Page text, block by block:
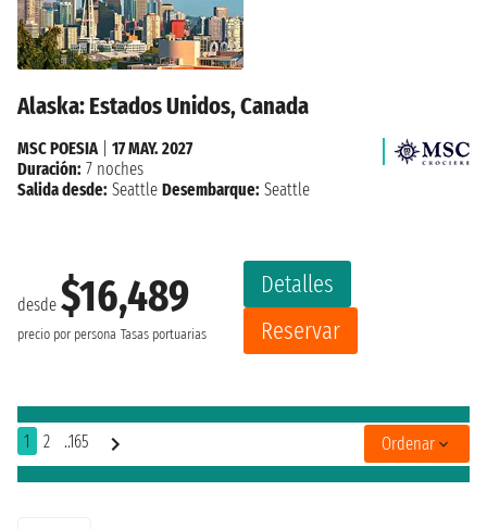
Alaska: Estados Unidos, Canada
desde $16,489
precio por persona Tasas portuarias
Detalles
Reservar
MSC POESIA
17 MAY. 2027
Duración: 7 noches
Salida desde: Seattle Desembarque: Seattle
1 2 ..165 Ordenar